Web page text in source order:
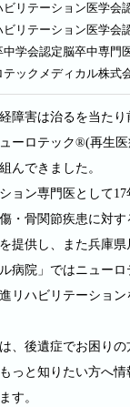
ビリテーション医学会
ビリテーション医学会
中学会認定脳卒中専門
テックメディカル株式
障害は治るを当た
ーロテック®(再生
んできました。
ョン専門医として
・骨関節疾患に対
提供し、また兵庫
病院」ではニュー
リハビリテーショ
、後遺症でお困り
っと知りたい方へ
す。